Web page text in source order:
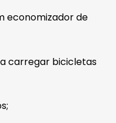
economizador de
carregar bicicletas